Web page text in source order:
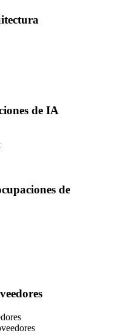
de IA
de